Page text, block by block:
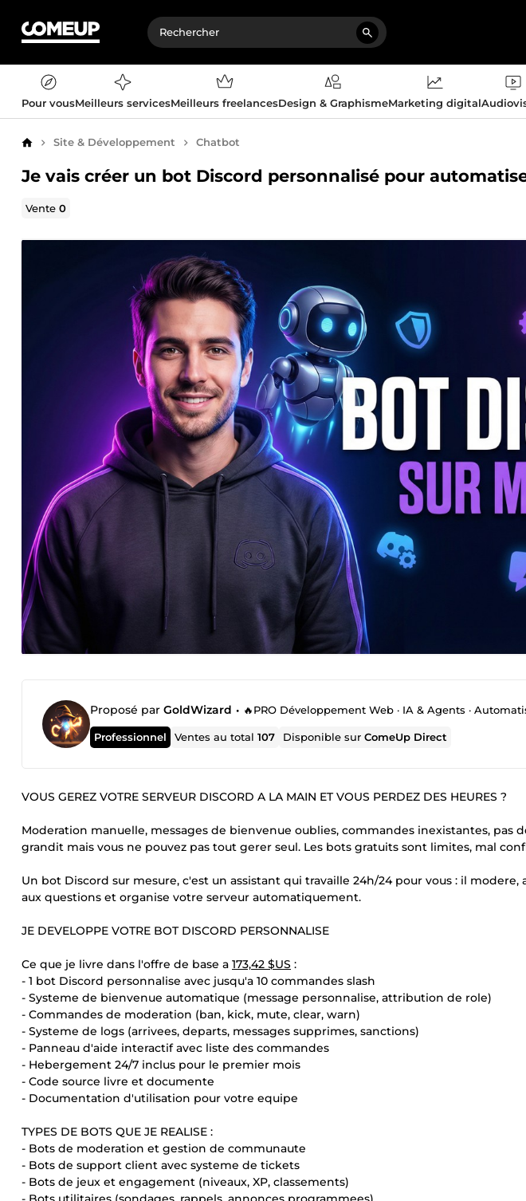
Pour vousMeilleurs servicesMeilleurs freelancesDesign & GraphismeMarketing digital
AccueilSite & Développement Chatbot
Je vais créer un bot Discord personnalisé pour
Vente0
Proposé par GoldWizard • 🔥PRO Développement Web · IA & Agents ·
Professionnel Ventes au total107 Disponible surComeUp Direct
VOUS GEREZ VOTRE SERVEUR DISCORD A LA MAIN ET VOUS PERDEZ DES HEURES ?
Moderation manuelle, messages de bienvenue oublies, commandes inexistantes, pas
grandit mais vous ne pouvez pas tout gerer seul. Les bots gratuits sont limites, mal
Un bot Discord sur mesure, c'est un assistant qui travaille 24h/24 pour vous : il
aux questions et organise votre serveur automatiquement.
JE DEVELOPPE VOTRE BOT DISCORD PERSONNALISE
Ce que je livre dans l'offre de base a 173,42 $US :
- 1 bot Discord personnalise avec jusqu'a 10 commandes slash
- Systeme de bienvenue automatique (message personnalise, attribution de role)
- Commandes de moderation (ban, kick, mute, clear, warn)
- Systeme de logs (arrivees, departs, messages supprimes, sanctions)
- Panneau d'aide interactif avec liste des commandes
- Hebergement 24/7 inclus pour le premier mois
- Code source livre et documente
- Documentation d'utilisation pour votre equipe
TYPES DE BOTS QUE JE REALISE :
- Bots de moderation et gestion de communaute
- Bots de support client avec systeme de tickets
- Bots de jeux et engagement (niveaux, XP, classements)